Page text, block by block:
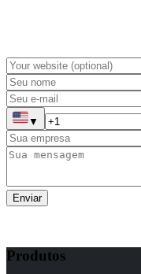
▼
Enviar
Produtos